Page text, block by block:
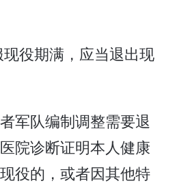
役期满，应当退出现
军队编制调整需要退
院诊断证明本人健康
役的，或者因其他特